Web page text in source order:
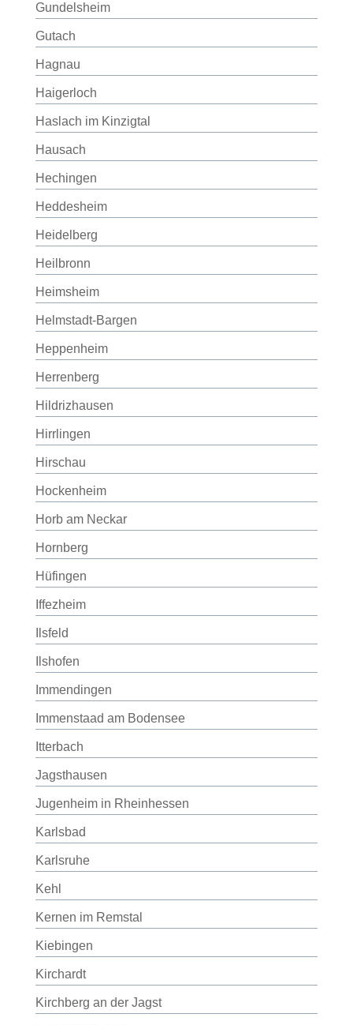
Gundelsheim
Gutach
Hagnau
Haigerloch
Haslach im Kinzigtal
Hausach
Hechingen
Heddesheim
Heidelberg
Heilbronn
Heimsheim
Helmstadt-Bargen
Heppenheim
Herrenberg
Hildrizhausen
Hirrlingen
Hirschau
Hockenheim
Horb am Neckar
Hornberg
Hüfingen
Iffezheim
Ilsfeld
Ilshofen
Immendingen
Immenstaad am Bodensee
Itterbach
Jagsthausen
Jugenheim in Rheinhessen
Karlsbad
Karlsruhe
Kehl
Kernen im Remstal
Kiebingen
Kirchardt
Kirchberg an der Jagst